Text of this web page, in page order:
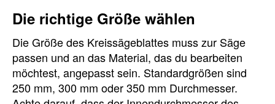
Die richtige Größe wählen
Die Größe des Kreissägeblattes muss zur Säge
passen und an das Material, das du bearbeiten
möchtest, angepasst sein. Standardgrößen sind
250 mm, 300 mm oder 350 mm Durchmesser.